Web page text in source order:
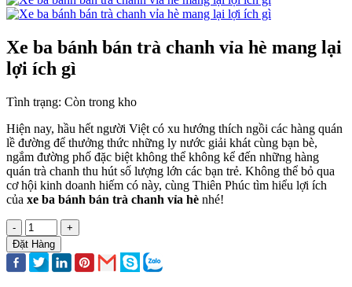
Xe ba bánh bán trà chanh vỉa hè mang lại
lợi ích gì
Tình trạng: Còn trong kho
Hiện nay, hầu hết người Việt có xu hướng thích ngồi các hàng quán
lề đường để thưởng thức những ly nước giải khát cùng bạn bè,
ngắm đường phố đặc biệt không thể không kể đến những hàng
quán trà chanh thu hút số lượng lớn các bạn trẻ. Không thể bỏ qua
cơ hội kinh doanh hiếm có này, cùng Thiên Phúc tìm hiểu lợi ích
của xe ba bánh bán trà chanh vỉa hè nhé!
-
+
Đặt Hàng